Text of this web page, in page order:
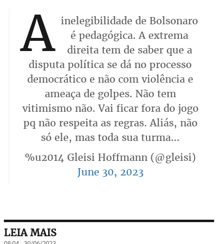
A inelegibilidade de Bolsonaro
é pedagógica. A extrema
direita tem de saber que a
disputa política se dá no processo
democrático e não com violência e
ameaça de golpes. Não tem
vitimismo não. Vai ficar fora do jogo
pq não respeita as regras. Aliás, não
só ele, mas toda sua turma...
%u2014 Gleisi Hoffmann (@gleisi)
June 30, 2023
LEIA MAIS